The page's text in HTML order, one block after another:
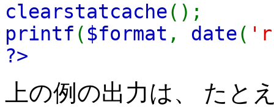
clearstatcache();
printf ( $format , date(
?>
上の例の出力は、 たと